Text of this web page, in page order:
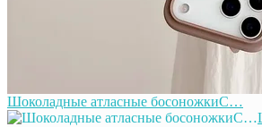
Шоколадные атласные босоножкиС…